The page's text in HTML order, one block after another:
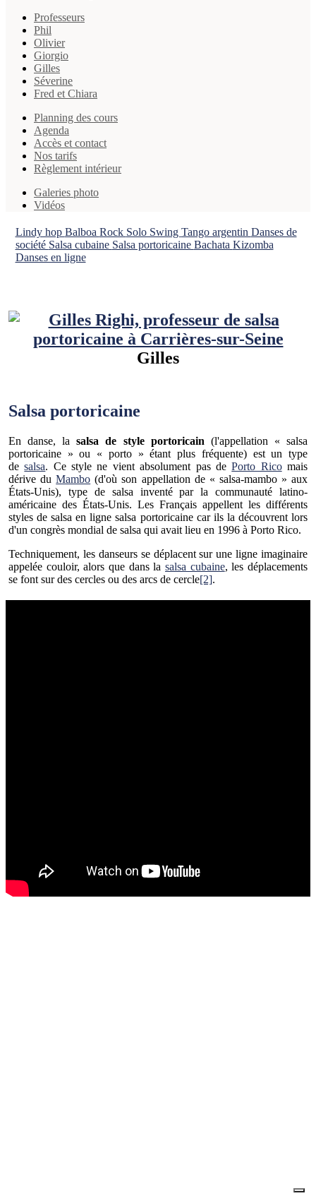
Professeurs
Phil
Olivier
Giorgio
Gilles
Séverine
Fred et Chiara
Planning des cours
Agenda
Accès et contact
Nos tarifs
Règlement intérieur
Galeries photo
Vidéos
Lindy hop Balboa Rock Solo Swing Tango argentin Danses de
société Salsa cubaine Salsa portoricaine Bachata Kizomba
Danses en ligne
Gilles
Salsa portoricaine
En danse, lasalsa de style portoricain (l'appellation « salsa
portoricaine » ou « porto » étant plus fréquente) est un type
desalsa. Ce style ne vient absolument pas dePorto Ricomais
dérive duMambo (d'où son appellation de « salsa-mambo » aux
États-Unis), type de salsa inventé par la communauté latino-
américaine des États-Unis. Les Français appellent les différents
styles de salsa en ligne salsa portoricaine car ils la découvrent lors
d'un congrès mondial de salsa qui avait lieu en 1996 à Porto Rico.
Techniquement, les danseurs se déplacent sur une ligne imaginaire
appelée couloir, alors que dans la salsa cubaine, les déplacements
se font sur des cercles ou des arcs de cercle[2].